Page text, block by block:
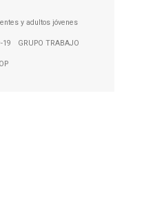
y adultos jóvenes
19 GRUPO TRABAJO